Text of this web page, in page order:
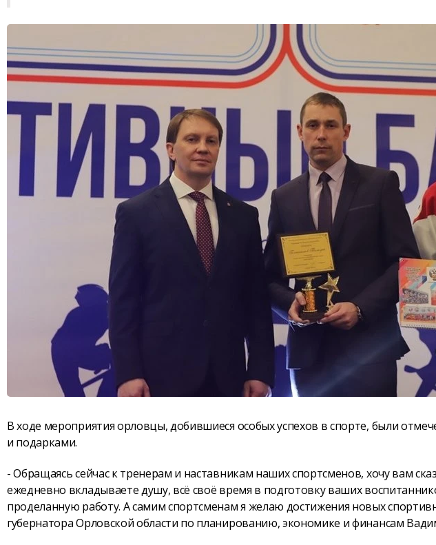
В ходе мероприятия орловцы, добившиеся особых успехов в спорте, были
и подарками.
- Обращаясь сейчас к тренерам и наставникам наших спортсменов, хочу вам
ежедневно вкладываете душу, всё своё время в подготовку ваших
проделанную работу. А самим спортсменам я желаю достижения новых
губернатора Орловской области по планированию, экономике и финансам